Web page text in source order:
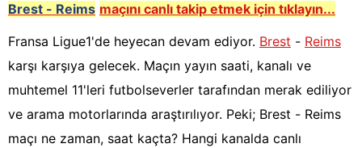
Brest - Reims maçını canlı takip etmek için tıklayın...
Fransa Ligue1'de heyecan devam ediyor. Brest - Reims
karşı karşıya gelecek. Maçın yayın saati, kanalı ve
muhtemel 11'leri futbolseverler tarafından merak ediliyor
ve arama motorlarında araştırılıyor. Peki; Brest - Reims
maçı ne zaman, saat kaçta? Hangi kanalda canlı